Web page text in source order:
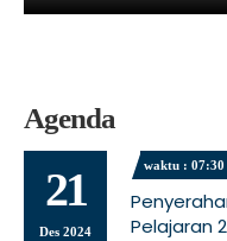
Agenda
21
Des 2024
waktu : 07:30
Pelajaran